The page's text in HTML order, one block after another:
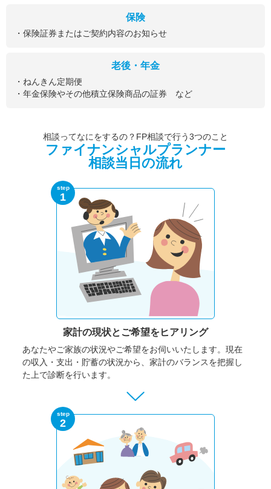
保険
・保険証券またはご契約内容のお知らせ
老後・年金
・ねんきん定期便
・年金保険やその他積立保険商品の証券 など
相談ってなにをするの？FP相談で行う3つのこと
ファイナンシャルプランナー
相談当日の流れ
step
1
家計の現状と ご希望をヒアリング
あなたやご家族の状況やご希望をお伺いいたします。 現在
の収入・支出・貯蓄の状況から、家計のバランスを把握し
た上で診断を行います。
step
2